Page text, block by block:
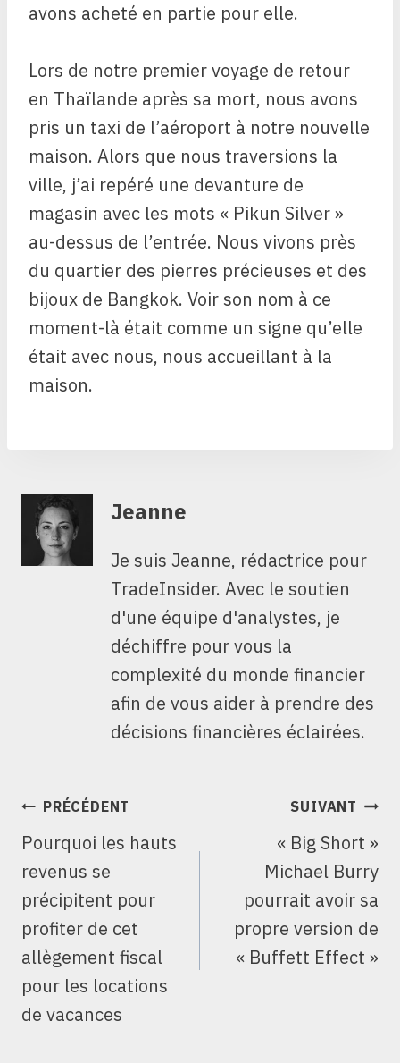
avons acheté en partie pour elle.
Lors de notre premier voyage de retour
en Thaïlande après sa mort, nous avons
pris un taxi de l’aéroport à notre nouvelle
maison. Alors que nous traversions la
ville, j’ai repéré une devanture de
magasin avec les mots « Pikun Silver »
au-dessus de l’entrée. Nous vivons près
du quartier des pierres précieuses et des
bijoux de Bangkok. Voir son nom à ce
moment-là était comme un signe qu’elle
était avec nous, nous accueillant à la
maison.
Jeanne
Je suis Jeanne, rédactrice pour
TradeInsider. Avec le soutien
d'une équipe d'analystes, je
déchiffre pour vous la
complexité du monde financier
afin de vous aider à prendre des
décisions financières éclairées.
NAVIGATION
L’ARTICLE
PRÉCÉDENT
Pourquoi les hauts
revenus se
précipitent pour
profiter de cet
allègement fiscal
pour les locations
de vacances
SUIVANT
« Big Short »
Michael Burry
pourrait avoir sa
propre version de
« Buffett Effect »